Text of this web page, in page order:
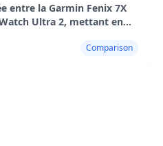
entre la Garmin Fenix 7X
Ultra 2, mettant en
Comparison